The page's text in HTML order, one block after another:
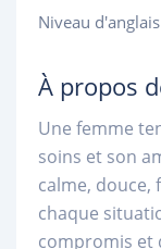
Niveau d'anglais
À propos
Une femme
soins et son
calme, douce,
chaque
compromis et